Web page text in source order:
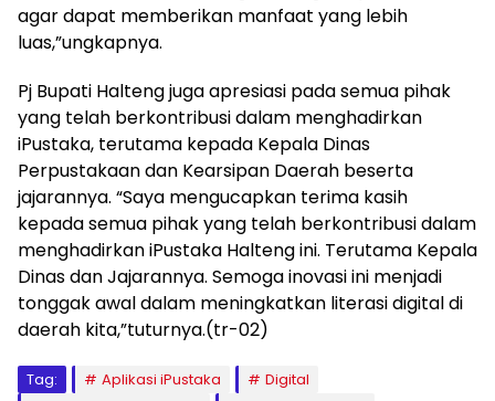
agar dapat memberikan manfaat yang lebih
luas,”ungkapnya.
Pj Bupati Halteng juga apresiasi pada semua pihak
yang telah berkontribusi dalam menghadirkan
iPustaka, terutama kepada Kepala Dinas
Perpustakaan dan Kearsipan Daerah beserta
jajarannya. “Saya mengucapkan terima kasih
kepada semua pihak yang telah berkontribusi dalam
menghadirkan iPustaka Halteng ini. Terutama Kepala
Dinas dan Jajarannya. Semoga inovasi ini menjadi
tonggak awal dalam meningkatkan literasi digital di
daerah kita,”tuturnya.(tr-02)
Tag: Aplikasi iPustaka
Digital